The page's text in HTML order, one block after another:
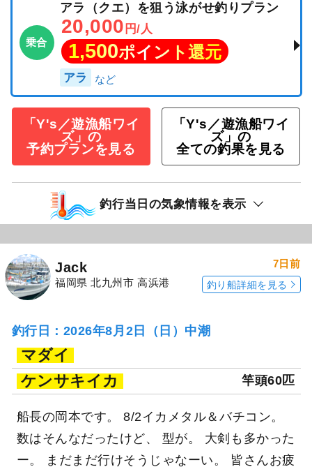
乗合
アラ（クエ）を狙う泳がせ釣りプラン
20,000 円/人
1,500ポイント還元
アラ
「Y's／遊漁船ワイ
ズ」の
予約プランを見る
「Y's／遊漁船ワイ
ズ」の
全ての釣果を見る
釣行当日の気象情報を表示
Jack
福岡県 北九州市 高浜港
7日前
釣り船詳細を見る
釣行日：2026年8月2日（日）中潮
マダイ
ケンサキイカ
竿頭60匹
船長の岡本です。 8/2イカメタル＆バチコン。
数はそんなだったけど、 型が。 大剣も多かった
ー。 まだまだ行けそうじゃなーい。 皆さんお疲